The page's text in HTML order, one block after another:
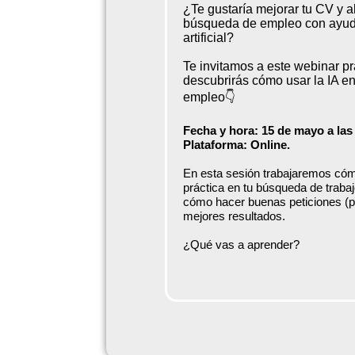
¿Te gustaría mejorar tu CV y
búsqueda de empleo con
artificial?
Te invitamos a este webinar
descubrirás cómo usar la IA
empleo👇
Fecha y hora: 15 de mayo a las
Plataforma: Online.
En esta sesión trabajaremos
práctica en tu búsqueda de
cómo hacer buenas peticiones
mejores resultados.
¿Qué vas a aprender?